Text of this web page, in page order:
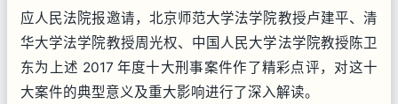
应人民法院报邀请，北京师范大学法学院教授卢建平、清
华大学法学院教授周光权、中国人民大学法学院教授陈卫
东为上述 2017 年度十大刑事案件作了精彩点评，对这十
大案件的典型意义及重大影响进行了深入解读。